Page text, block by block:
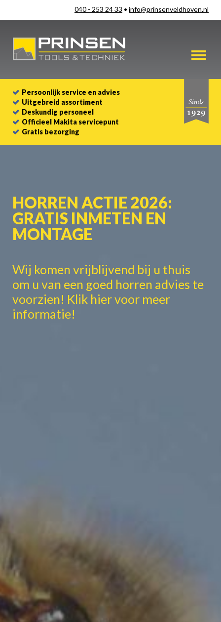
040 - 253 24 33 • info@prinsenveldhoven.nl
Persoonlijk service en advies
Uitgebreid assortiment
Deskundig personeel
Officieel Makita servicepunt
Gratis bezorging
HORREN ACTIE 2026:
GRATIS INMETEN EN
MONTAGE
Wij komen vrijblijvend bij u thuis
om u van een goed horren advies te
voorzien! Klik hier voor meer
informatie!